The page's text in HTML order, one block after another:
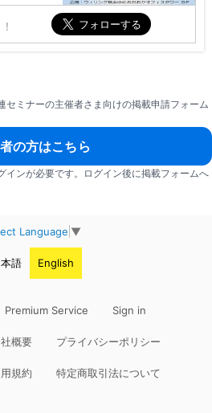
セミナーの主催者さま向けの掲載申請フォーム
の方はこちら
インが必要です。ログイン後に掲載フォームへ
Language ▼
語 English
Premium Service Sign in
概要 プライバシーポリシー
規約 特定商取引法について